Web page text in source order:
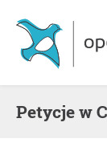
Petycje w